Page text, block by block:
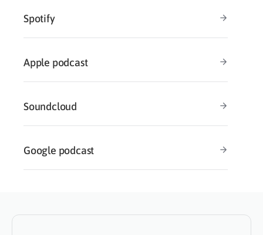
Spotify
Apple podcast
Soundcloud
Google podcast